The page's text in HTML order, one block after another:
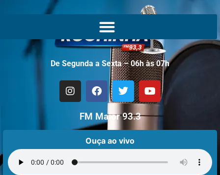
De Segunda a Sexta – 06h às 07h
FM Maior 93.3
Ouça ao vivo